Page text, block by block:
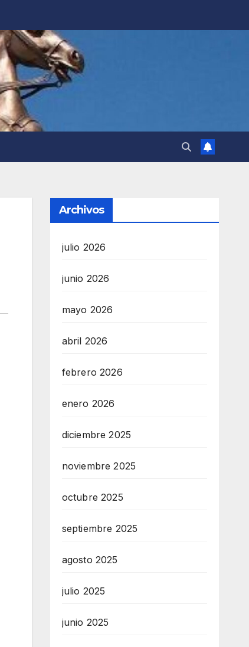
Archivos
julio 2026
junio 2026
mayo 2026
abril 2026
febrero 2026
enero 2026
diciembre 2025
noviembre 2025
octubre 2025
septiembre 2025
agosto 2025
julio 2025
junio 2025